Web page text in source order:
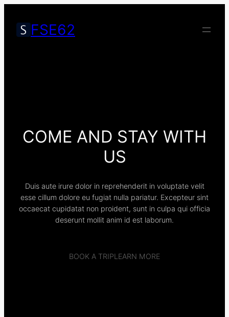
FSE62
COME AND STAY WITH
US
Duis aute irure dolor in reprehenderit in voluptate velit
esse cillum dolore eu fugiat nulla pariatur. Excepteur sint
occaecat cupidatat non proident, sunt in culpa qui officia
deserunt mollit anim id est laborum.
BOOK A TRIPLEARN MORE